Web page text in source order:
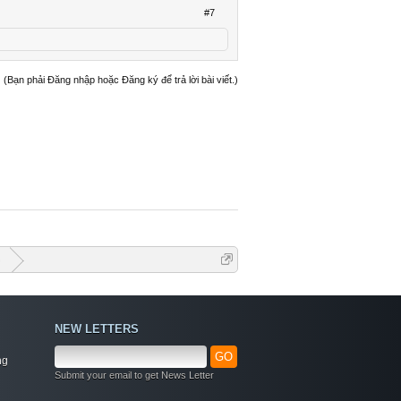
#7
(Bạn phải Đăng nhập hoặc Đăng ký để trả lời bài viết.)
NEW LETTERS
GO
Submit your email to get News Letter